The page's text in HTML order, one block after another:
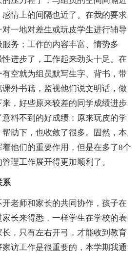
情上的间隔也近了。在我的要求
一地对差生或玩皮学生进行辅导
务；工作的内容丰富、情势多
进步了，工作起来劲头十足。在
空就为组员默写生字、背书，带
外书籍，监视他们说文明话，做
，好些原来较差的同学成绩进步
料不到的好成绩；原来玩皮的学
助下，也收敛了很多。固然，本
他们的重要作用，但是在多了8个
理工作展开得更加顺利了。
师和家长的共同协作，孩子在
长来得悉，一样学生在学校的表
，只有左右开弓，才能收到教育
访工作是很重要的，本学期我通